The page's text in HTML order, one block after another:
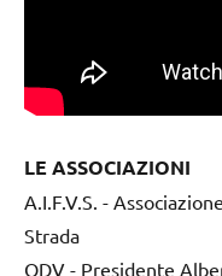
LE ASSOCIAZIONI
A.I.F.V.S. -
Strada
ODV - Presidente